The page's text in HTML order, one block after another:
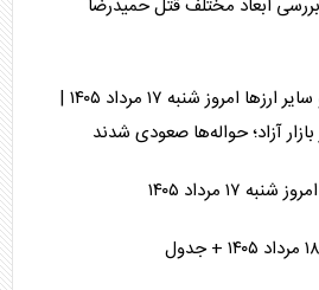
ابعاد مختلف قتل حمیدرضا
آخرین قیمت دلار، یورو و سایر ارز‌ها امروز شنبه ۱۷ مرداد ۱۴۰۵ |
آزاد؛ حواله‌ها صعودی شدند
مرداد ۱۴۰۵